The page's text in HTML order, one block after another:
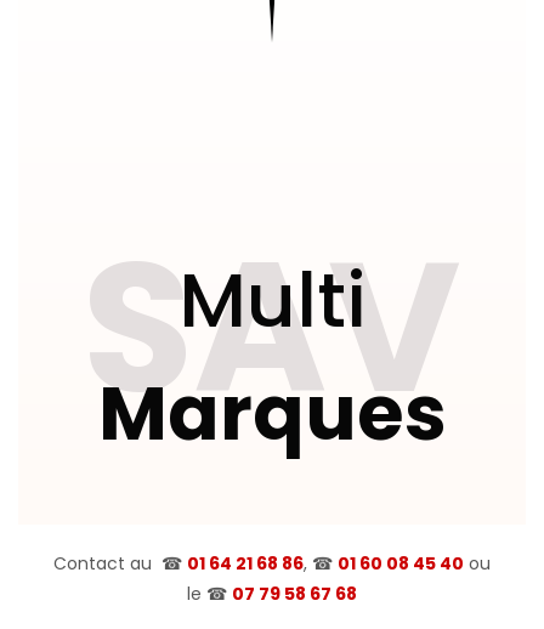
SAV
Multi
Marques
Contact au ☎ 01 64 21 68 86, ☎ 01 60 08 45 40 ou
le ☎ 07 79 58 67 68